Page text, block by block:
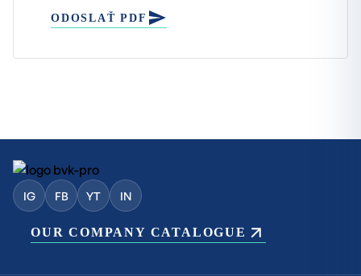
ODOSLAŤ PDF
IG FB YT IN
OUR COMPANY CATALOGUE